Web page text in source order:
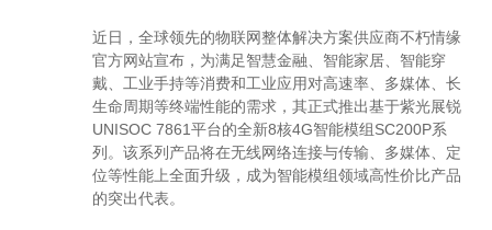
近日，全球领先的物联网整体解决方案供应商不朽情缘
官方网站宣布，为满足智慧金融、智能家居、智能穿
戴、工业手持等消费和工业应用对高速率、多媒体、长
生命周期等终端性能的需求，其正式推出基于紫光展锐
UNISOC 7861平台的全新8核4G智能模组SC200P系
列。该系列产品将在无线网络连接与传输、多媒体、定
位等性能上全面升级，成为智能模组领域高性价比产品
的突出代表。